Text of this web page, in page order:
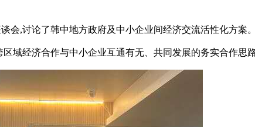
,讨论了韩中地方政府及中小企业间经济交流活性化方案。
经济合作与中小企业互通有无、共同发展的务实合作思路